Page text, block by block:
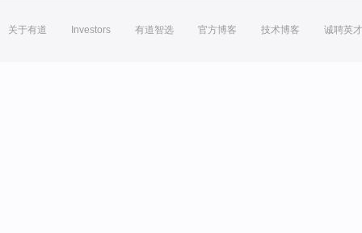
关于有道 Investors 有道智选 官方博客 技术博客 诚聘英才